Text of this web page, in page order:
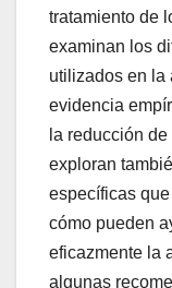
tratamiento de
examinan los
utilizados en la
evidencia
la reducción
exploran
específicas
cómo pueden
eficazmente la
algunas